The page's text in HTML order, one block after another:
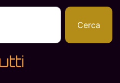
Cerca